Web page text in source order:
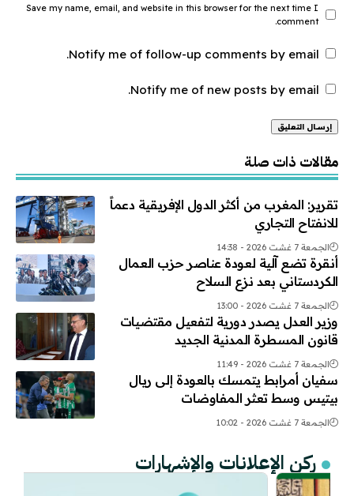
Save my name, email, and website in this browser for the next time I
comment.
Notify me of follow-up comments by email.
Notify me of new posts by email.
مقالات ذات صلة
تقرير: المغرب من أكثر الدول الإفريقية دعماً
للانفتاح التجاري
الجمعة 7 غشت 2026 - 14:38
أنقرة تضع آلية لعودة عناصر حزب العمال
الكردستاني بعد نزع السلاح
الجمعة 7 غشت 2026 - 13:00
وزير العدل يصدر دورية لتفعيل مقتضيات
قانون المسطرة المدنية الجديد
الجمعة 7 غشت 2026 - 11:49
سفيان أمرابط يتمسك بالعودة إلى ريال
بيتيس وسط تعثر المفاوضات
الجمعة 7 غشت 2026 - 10:02
ركن الإعلانات والإشهارات